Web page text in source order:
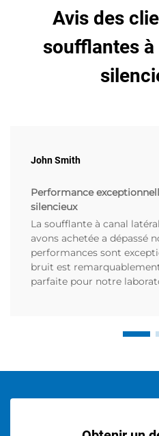
Avis des
soufflantes à
John Smith
Performance
silencieux
La soufflante à canal
avons achetée a dépassé
performances sont
bruit est
parfaite pour notre